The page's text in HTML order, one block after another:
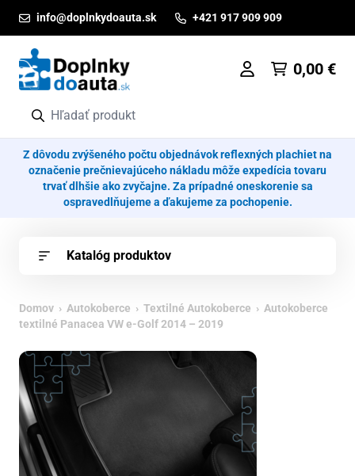
info@doplnkydoauta.sk +421 917 909 909
0,00 €
Z dôvodu zvýšeného počtu objednávok reflexných plachiet na
označenie prečnievajúceho nákladu môže expedícia tovaru
trvať dlhšie ako zvyčajne. Za prípadné oneskorenie sa
ospravedlňujeme a ďakujeme za pochopenie.
Katalóg produktov
Domov › Autokoberce › Textilné Autokoberce › Autokoberce
textilné Panacea VW e-Golf 2014 – 2019